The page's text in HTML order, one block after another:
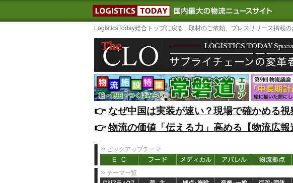
LOGISTICS TODAY｜国内最大の
LogisticsToday総合トップに戻る 取材のご依頼、プレスリリース掲載
👉️なぜ中国は実装が速い？現場で確かめる
👉️物流の価値「伝える力」高める【物流広
ピックアップテーマ
テーマ一覧